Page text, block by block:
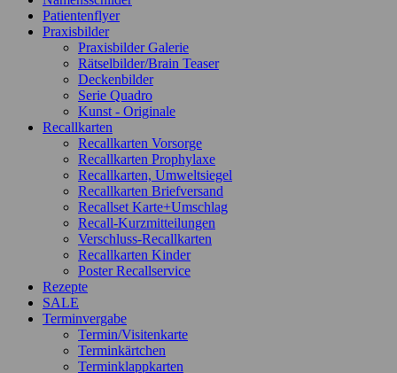
Patientenflyer
Praxisbilder
Praxisbilder Galerie
Rätselbilder/Brain Teaser
Deckenbilder
Serie Quadro
Kunst - Originale
Recallkarten
Recallkarten Vorsorge
Recallkarten Prophylaxe
Recallkarten, Umweltsiegel
Recallkarten Briefversand
Recallset Karte+Umschlag
Recall-Kurzmitteilungen
Verschluss-Recallkarten
Recallkarten Kinder
Poster Recallservice
Rezepte
SALE
Terminvergabe
Termin/Visitenkarte
Terminkärtchen
Terminklappkarten